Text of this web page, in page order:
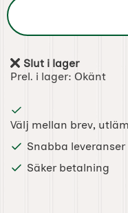
Tillgänglighet:
Slut i lager
Prel. i lager: Okänt
Välj mellan brev,
Snabba leveranser
Säker betalning